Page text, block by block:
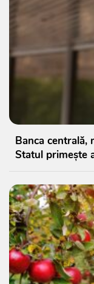
Banca centrală,
Statul primește